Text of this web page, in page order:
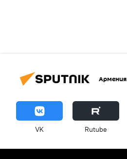
Армения
VK Rutube